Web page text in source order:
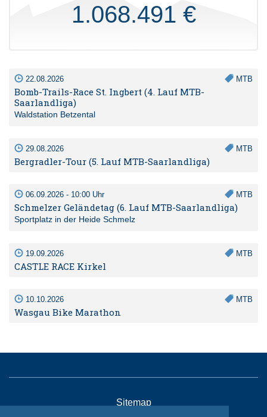
1.068.491 €
22.08.2026 MTB
Bomb-Trails-Race St. Ingbert (4. Lauf MTB-
Saarlandliga)
Waldstation Betzental
29.08.2026 MTB
Bergradler-Tour (5. Lauf MTB-Saarlandliga)
06.09.2026 - 10:00 Uhr MTB
Schmelzer Geländetag (6. Lauf MTB-Saarlandliga)
Sportplatz in der Heide Schmelz
19.09.2026 MTB
CASTLE RACE Kirkel
10.10.2026 MTB
Wasgau Bike Marathon
Sitemap